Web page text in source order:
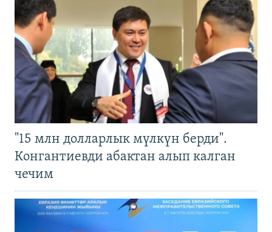
"15 млн долларлык мүлкүн берди".
Конгантиевди абактан алып калган
чечим